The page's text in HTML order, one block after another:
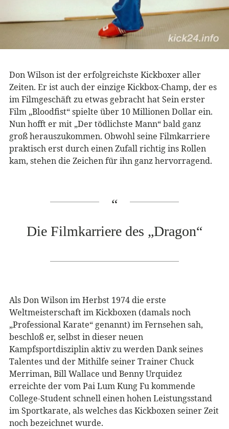
Don Wilson ist der erfolgreichste Kickboxer aller
Zeiten. Er ist auch der einzige Kickbox-Champ, der es
im Filmgeschäft zu etwas gebracht hat Sein erster
Film „Bloodfist“ spielte über 10 Millionen Dollar ein.
Nun hofft er mit „Der tödlichste Mann“ bald ganz
groß herauszukommen. Obwohl seine Filmkarriere
praktisch erst durch einen Zufall richtig ins Rollen
kam, stehen die Zeichen für ihn ganz hervorragend.
Die Filmkarriere des „Dragon“
Als Don Wilson im Herbst 1974 die erste
Weltmeisterschaft im Kickboxen (damals noch
„Professional Karate“ genannt) im Fernsehen sah,
beschloß er, selbst in dieser neuen
Kampfsportdisziplin aktiv zu werden Dank seines
Talentes und der Mithilfe seiner Trainer Chuck
Merriman, Bill Wallace und Benny Urquidez
erreichte der vom Pai Lum Kung Fu kommende
College-Student schnell einen hohen Leistungsstand
im Sportkarate, als welches das Kickboxen seiner Zeit
noch bezeichnet wurde.